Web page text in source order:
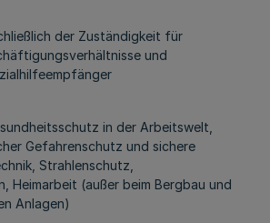
der Zuständigkeit für
und
in der Arbeitswelt,
Gefahrenschutz und sichere
Strahlenschutz,
Heimarbeit (außer beim Bergbau und
Anlagen)